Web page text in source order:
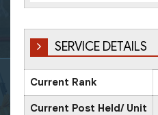
SERVICE DETAILS
Current Rank
Current Post Held/ Unit